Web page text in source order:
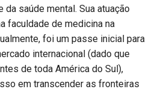
saúde mental. Sua atuação
faculdade de medicina na
foi um passe inicial para
internacional (dado que
de toda América do Sul),
em transcender as fronteiras